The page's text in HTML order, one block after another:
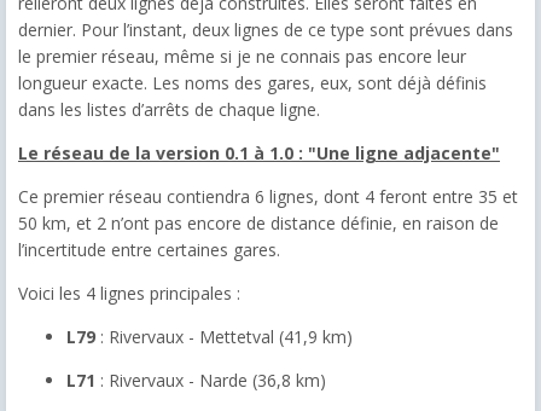
dernier. Pour l’instant, deux lignes de ce type sont prévues dans
le premier réseau, même si je ne connais pas encore leur
longueur exacte. Les noms des gares, eux, sont déjà définis
dans les listes d’arrêts de chaque ligne.
Le réseau de la version 0.1 à 1.0 : "Une ligne adjacente"
Ce premier réseau contiendra 6 lignes, dont 4 feront entre 35 et
50 km, et 2 n’ont pas encore de distance définie, en raison de
l’incertitude entre certaines gares.
Voici les 4 lignes principales :
L79 : Rivervaux - Mettetval (41,9 km)
L71 : Rivervaux - Narde (36,8 km)